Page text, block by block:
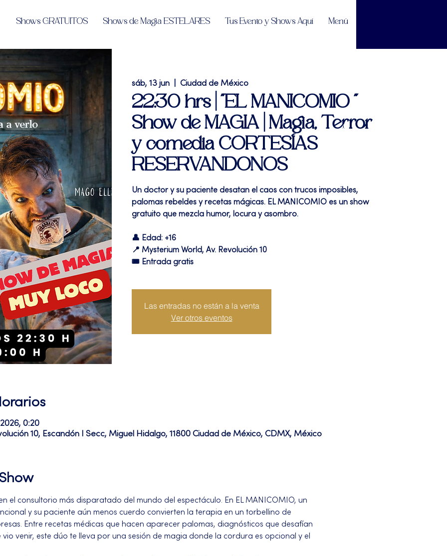
Shows GRATUITOS Shows de Magia ESTELARES Tus Evento y Shows Aquí Menú
sáb, 13 jun Ciudad de México
22:30 hrs | "EL MANICOMIO "
Show de MAGIA | Magia, Terror
y comedia CORTESÍAS
RESERVANDONOS
Un doctor y su paciente desatan el caos con trucos imposibles,
palomas rebeldes y recetas mágicas. EL MANICOMIO es un show
gratuito que mezcla humor, locura y asombro.
👤 Edad: +16
📍 Mysterium World, Av. Revolución 10
🎟️ Entrada gratis
Las entradas no están a la venta
Ver otros eventos
0:20
10, Escandón I Secc, Miguel Hidalgo, 11800 Ciudad de México, CDMX, México
el consultorio más disparatado del mundo del espectáculo. En EL MANICOMIO, un
y su paciente aún menos cuerdo convierten la terapia en un torbellino de
Entre recetas médicas que hacen aparecer palomas, diagnósticos que desafían
venir, este dúo te lleva por una sesión de magia donde la cordura es opcional y el